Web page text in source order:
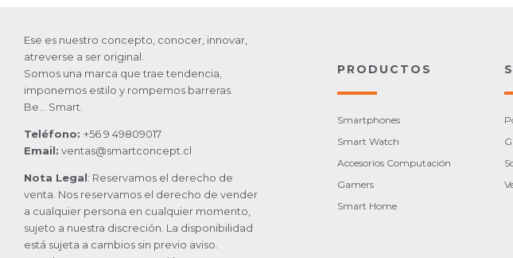
Ese es nuestro concepto, conocer, innovar,
atreverse a ser original.
Somos una marca que trae tendencia,
imponemos estilo y rompemos barreras.
Be… Smart.
Teléfono: +56 9 49809017
Email: ventas@smartconcept.cl
Nota Legal: Reservamos el derecho de
venta. Nos reservamos el derecho de vender
a cualquier persona en cualquier momento,
sujeto a nuestra discreción. La disponibilidad
está sujeta a cambios sin previo aviso.
PRODUCTOS
Smartphones
Smart Watch
Accesorios Computación
Gamers
Smart Home